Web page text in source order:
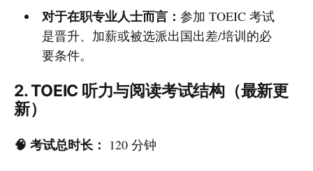
对于在职专业人士而言： 参加 TOEIC 考试
是晋升、加薪或被选派出国出差/培训的必
要条件。
2. TOEIC 听力与阅读考试结构（最新更
新）
🧠 考试总时长： 120 分钟